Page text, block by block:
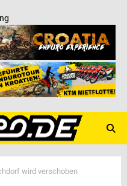
wird verschoben